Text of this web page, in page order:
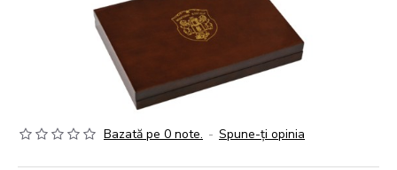
Bazată pe 0 note. - Spune-ţi opinia